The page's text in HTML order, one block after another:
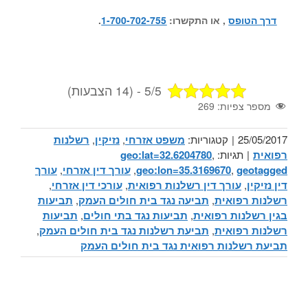
דרך הטופס, או התקשרו: 1-700-702-755
.
5/5 - (14 הצבעות)
מספר צפיות: 269
25/05/2017
| קטגוריות: משפט אזרחי, נזיקין, רשלנות
רפואית | תגיות: geo:lat=32.6204780,
geo:lon=35.3169670, geotagged
, עורך דין אזרחי, עורך
דין נזיקין, עורך דין רשלנות רפואית, עורכי דין אזרחי,
רשלנות רפואית, תביעה נגד בית חולים העמק, תביעות
בגין רשלנות רפואית, תביעות נגד בתי חולים, תביעות
רשלנות רפואית, תביעת רשלנות נגד בית חולים העמק,
תביעת רשלנות רפואית נגד בית חולים העמק